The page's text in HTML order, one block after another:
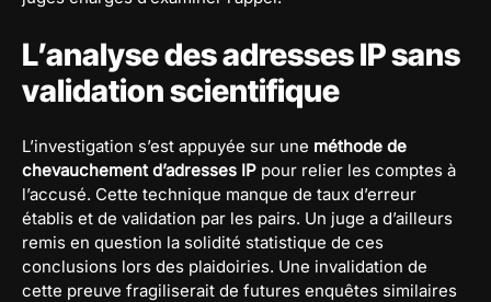
L’analyse des adresses IP sans
validation scientifique
L’investigation s’est appuyée sur une méthode de
chevauchement d’adresses IP pour relier les comptes à
l’accusé. Cette technique manque de taux d’erreur
établis et de validation par les pairs. Un juge a d’ailleurs
remis en question la solidité statistique de ces
conclusions lors des plaidoiries. Une invalidation de
cette preuve fragiliserait de futures enquêtes similaires